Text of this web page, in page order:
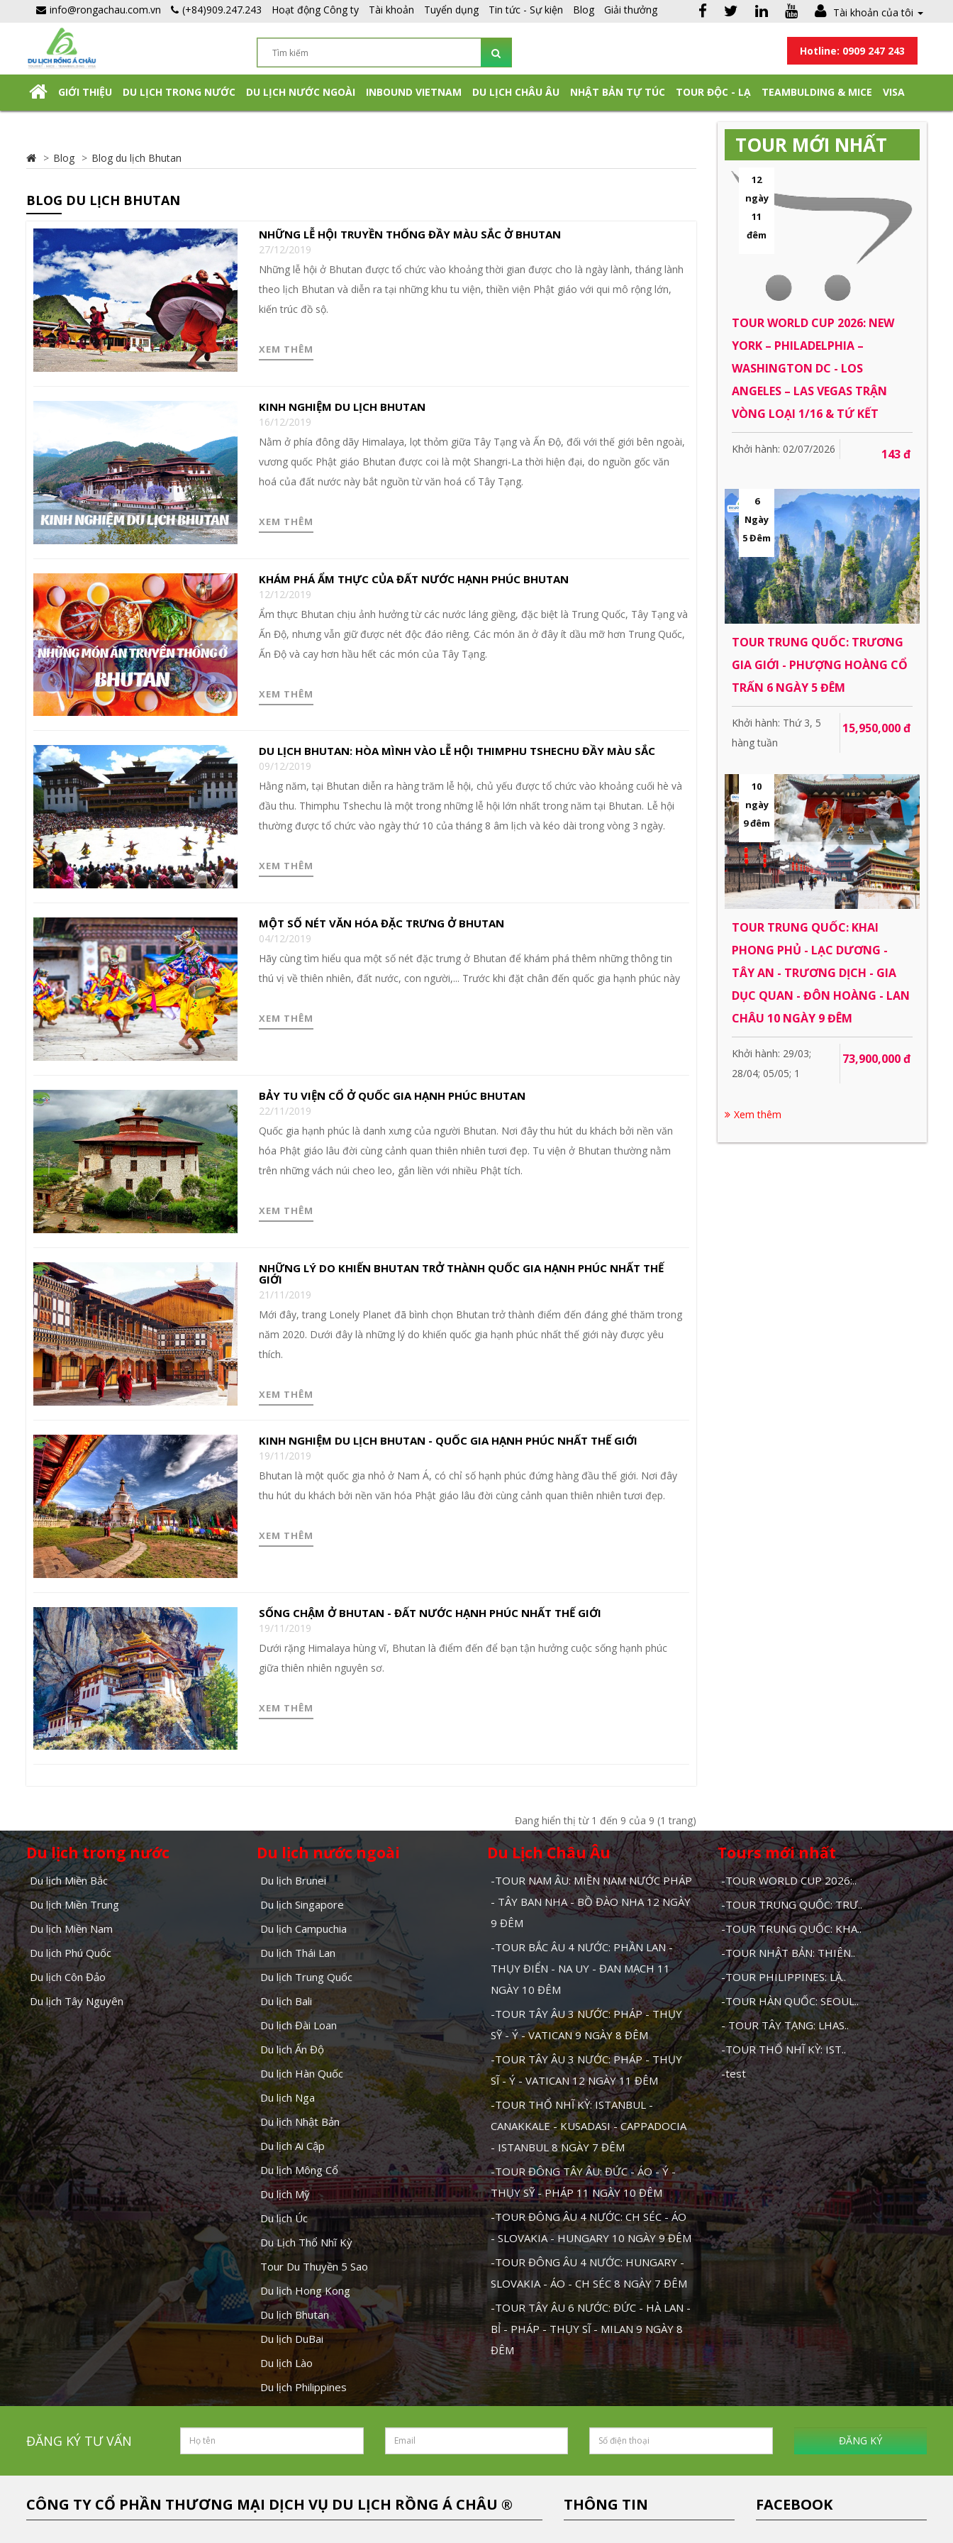
info@rongachau.com.vn (+84)909.247.243 Hoạt động Công ty Tài khoản Tuyển dụng Tin tức - Sự kiện Blog Giải thưởng Tài khoản của tôi
Hotline: 0909 247 243
GIỚI THIỆU DU LỊCH TRONG NƯỚC DU LỊCH NƯỚC NGOÀI INBOUND VIETNAM DU LỊCH CHÂU ÂU NHẬT BẢN TỰ TÚC TOUR ĐỘC - LẠ TEAMBULDING & MICE VISA
Blog Blog du lịch Bhutan
BLOG DU LỊCH BHUTAN
NHỮNG LỄ HỘI TRUYỀN THỐNG ĐẦY MÀU SẮC Ở BHUTAN
27/12/2019
Những lễ hội ở Bhutan được tổ chức vào khoảng thời gian được cho là ngày lành, tháng lành
theo lịch Bhutan và diễn ra tại những khu tu viện, thiền viện Phật giáo với qui mô rộng lớn,
kiến trúc đồ sộ.
XEM THÊM
KINH NGHIỆM DU LỊCH BHUTAN
16/12/2019
Nằm ở phía đông dãy Himalaya, lọt thỏm giữa Tây Tạng và Ấn Độ, đối với thế giới bên ngoài,
vương quốc Phật giáo Bhutan được coi là một Shangri-La thời hiện đại, do nguồn gốc văn
hoá của đất nước này bắt nguồn từ văn hoá cổ Tây Tạng.
XEM THÊM
KHÁM PHÁ ẨM THỰC CỦA ĐẤT NƯỚC HẠNH PHÚC BHUTAN
12/12/2019
Ẩm thực Bhutan chịu ảnh hưởng từ các nước láng giềng, đặc biệt là Trung Quốc, Tây Tạng và
Ấn Độ, nhưng vẫn giữ được nét độc đáo riêng. Các món ăn ở đây ít dầu mỡ hơn Trung Quốc,
Ấn Độ và cay hơn hầu hết các món của Tây Tạng.
XEM THÊM
DU LỊCH BHUTAN: HÒA MÌNH VÀO LỄ HỘI THIMPHU TSHECHU ĐẦY MÀU SẮC
09/12/2019
Hằng năm, tại Bhutan diễn ra hàng trăm lễ hội, chủ yếu được tổ chức vào khoảng cuối hè và
đầu thu. Thimphu Tshechu là một trong những lễ hội lớn nhất trong năm tại Bhutan. Lễ hội
thường được tổ chức vào ngày thứ 10 của tháng 8 âm lịch và kéo dài trong vòng 3 ngày.
XEM THÊM
MỘT SỐ NÉT VĂN HÓA ĐẶC TRƯNG Ở BHUTAN
04/12/2019
Hãy cùng tìm hiểu qua một số nét đặc trưng ở Bhutan để khám phá thêm những thông tin
thú vị về thiên nhiên, đất nước, con người,... Trước khi đặt chân đến quốc gia hạnh phúc này
XEM THÊM
BẢY TU VIỆN CỔ Ở QUỐC GIA HẠNH PHÚC BHUTAN
22/11/2019
Quốc gia hạnh phúc là danh xưng của người Bhutan. Nơi đây thu hút du khách bởi nền văn
hóa Phật giáo lâu đời cùng cảnh quan thiên nhiên tươi đẹp. Tu viện ở Bhutan thường nằm
trên những vách núi cheo leo, gắn liền với nhiều Phật tích.
XEM THÊM
NHỮNG LÝ DO KHIẾN BHUTAN TRỞ THÀNH QUỐC GIA HẠNH PHÚC NHẤT THẾ
GIỚI
21/11/2019
Mới đây, trang Lonely Planet đã bình chọn Bhutan trở thành điểm đến đáng ghé thăm trong
năm 2020. Dưới đây là những lý do khiến quốc gia hạnh phúc nhất thế giới này được yêu
thích.
XEM THÊM
KINH NGHIỆM DU LỊCH BHUTAN - QUỐC GIA HẠNH PHÚC NHẤT THẾ GIỚI
19/11/2019
Bhutan là một quốc gia nhỏ ở Nam Á, có chỉ số hạnh phúc đứng hàng đầu thế giới. Nơi đây
thu hút du khách bởi nền văn hóa Phật giáo lâu đời cùng cảnh quan thiên nhiên tươi đẹp.
XEM THÊM
SỐNG CHẬM Ở BHUTAN - ĐẤT NƯỚC HẠNH PHÚC NHẤT THẾ GIỚI
19/11/2019
Dưới rặng Himalaya hùng vĩ, Bhutan là điểm đến để bạn tận hưởng cuộc sống hạnh phúc
giữa thiên nhiên nguyên sơ.
XEM THÊM
Đang hiển thị từ 1 đến 9 của 9 (1 trang)
TOUR MỚI NHẤT
12
ngày
11
đêm
TOUR WORLD CUP 2026: NEW
YORK – PHILADELPHIA –
WASHINGTON DC - LOS
ANGELES – LAS VEGAS TRẬN
VÒNG LOẠI 1/16 & TỨ KẾT
Khởi hành: 02/07/2026 143 đ
6
Ngày
5 Đêm
TOUR TRUNG QUỐC: TRƯƠNG
GIA GIỚI - PHƯỢNG HOÀNG CỔ
TRẤN 6 NGÀY 5 ĐÊM
Khởi hành: Thứ 3, 5
hàng tuần
15,950,000 đ
10
ngày
9 đêm
TOUR TRUNG QUỐC: KHAI
PHONG PHỦ - LẠC DƯƠNG -
TÂY AN - TRƯƠNG DỊCH - GIA
DỤC QUAN - ĐÔN HOÀNG - LAN
CHÂU 10 NGÀY 9 ĐÊM
Khởi hành: 29/03;
28/04; 05/05; 1
73,900,000 đ
Xem thêm
Du lịch trong nước
Du lịch Miền Bắc
Du lịch Miền Trung
Du lịch Miền Nam
Du lịch Phú Quốc
Du lịch Côn Đảo
Du lịch Tây Nguyên
Du lịch nước ngoài
Du lịch Brunei
Du lịch Singapore
Du lịch Campuchia
Du lịch Thái Lan
Du lịch Trung Quốc
Du lịch Bali
Du lịch Đài Loan
Du lịch Ấn Độ
Du lịch Hàn Quốc
Du lịch Nga
Du lịch Nhật Bản
Du lịch Ai Cập
Du lịch Mông Cổ
Du lịch Mỹ
Du lịch Úc
Du Lịch Thổ Nhĩ Kỳ
Tour Du Thuyền 5 Sao
Du lịch Hong Kong
Du lịch Bhutan
Du lịch DuBai
Du lịch Lào
Du lịch Philippines
Du Lịch Châu Âu
-TOUR NAM ÂU: MIỀN NAM NƯỚC PHÁP
- TÂY BAN NHA - BỒ ĐÀO NHA 12 NGÀY
9 ĐÊM
-TOUR BẮC ÂU 4 NƯỚC: PHẦN LAN -
THỤY ĐIỂN - NA UY - ĐAN MẠCH 11
NGÀY 10 ĐÊM
-TOUR TÂY ÂU 3 NƯỚC: PHÁP - THỤY
SỸ - Ý - VATICAN 9 NGÀY 8 ĐÊM
-TOUR TÂY ÂU 3 NƯỚC: PHÁP - THỤY
SĨ - Ý - VATICAN 12 NGÀY 11 ĐÊM
-TOUR THỔ NHĨ KỲ: ISTANBUL -
CANAKKALE - KUSADASI - CAPPADOCIA
- ISTANBUL 8 NGÀY 7 ĐÊM
-TOUR ĐÔNG TÂY ÂU: ĐỨC - ÁO - Ý -
THỤY SỸ - PHÁP 11 NGÀY 10 ĐÊM
-TOUR ĐÔNG ÂU 4 NƯỚC: CH SÉC - ÁO
- SLOVAKIA - HUNGARY 10 NGÀY 9 ĐÊM
-TOUR ĐÔNG ÂU 4 NƯỚC: HUNGARY -
SLOVAKIA - ÁO - CH SÉC 8 NGÀY 7 ĐÊM
-TOUR TÂY ÂU 6 NƯỚC: ĐỨC - HÀ LAN -
BỈ - PHÁP - THỤY SĨ - MILAN 9 NGÀY 8
ĐÊM
Tours mới nhất
-TOUR WORLD CUP 2026:..
-TOUR TRUNG QUỐC: TRƯ..
-TOUR TRUNG QUỐC: KHA..
-TOUR NHẬT BẢN: THIÊN..
-TOUR PHILIPPINES: LẶ..
-TOUR HÀN QUỐC: SEOUL..
- TOUR TÂY TẠNG: LHAS..
-TOUR THỔ NHĨ KỲ: IST..
-test
ĐĂNG KÝ TƯ VẤN ĐĂNG KÝ
CÔNG TY CỔ PHẦN THƯƠNG MẠI DỊCH VỤ DU LỊCH RỒNG Á CHÂU ® THÔNG TIN FACEBOOK